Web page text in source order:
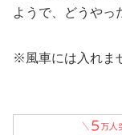
ようで、どうやっ
※風車には入れま